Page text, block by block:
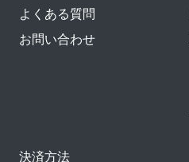
よくある質問
お問い合わせ
決済方法